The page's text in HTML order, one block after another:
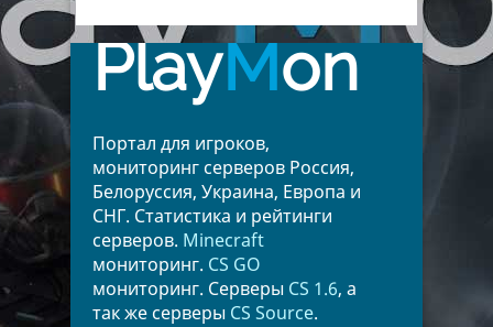
PlayMon
Портал для игроков,
мониторинг серверов Россия,
Белоруссия, Украина, Европа и
СНГ. Статистика и рейтинги
серверов. Minecraft
мониторинг. CS GO
мониторинг. Серверы CS 1.6, а
так же серверы CS Source.